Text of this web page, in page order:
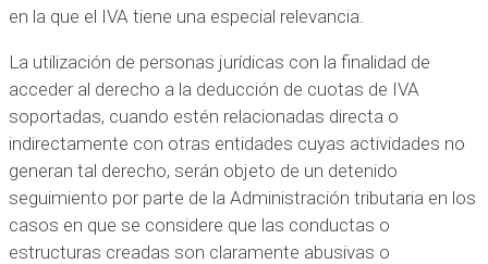
en la que el IVA tiene una especial relevancia.
La utilización de personas jurídicas con la finalidad de
acceder al derecho a la deducción de cuotas de IVA
soportadas, cuando estén relacionadas directa o
indirectamente con otras entidades cuyas actividades no
generan tal derecho, serán objeto de un detenido
seguimiento por parte de la Administración tributaria en los
casos en que se considere que las conductas o
estructuras creadas son claramente abusivas o